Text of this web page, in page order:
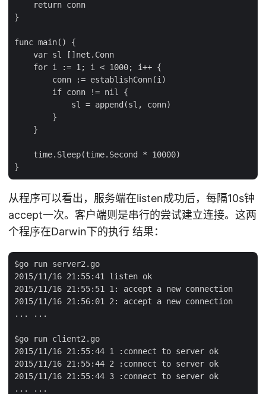
    return conn
}
func main() {
    var sl []net.Conn
    for i := 1; i < 1000; i++ {
        conn := establishConn(i)
        if conn != nil {
            sl = append(sl, conn)
        }
    }
    time.Sleep(time.Second * 10000)
从程序可以看出，服务端在listen成功后，每隔10s钟
accept一次。客户端则是串行的尝试建立连接。这两
个程序在Darwin下的执行 结果：
$go run server2.go
2015/11/16 21:55:41 listen ok
2015/11/16 21:55:51 1: accept a new connection
2015/11/16 21:56:01 2: accept a new connection
... ...
$go run client2.go
2015/11/16 21:55:44 1 :connect to server ok
2015/11/16 21:55:44 2 :connect to server ok
2015/11/16 21:55:44 3 :connect to server ok
... ...